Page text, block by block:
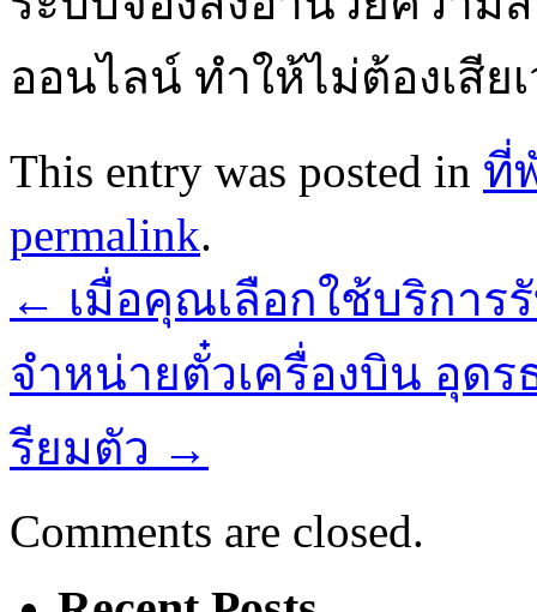
ออนไลน์ ทำให้ไม่ต้องเสีย
This entry was posted in ที่
permalink.
← เมื่อคุณเลือกใช้บริการ
จำหน่ายตั๋วเครื่องบิน อุด
รียมตัว →
Comments are closed.